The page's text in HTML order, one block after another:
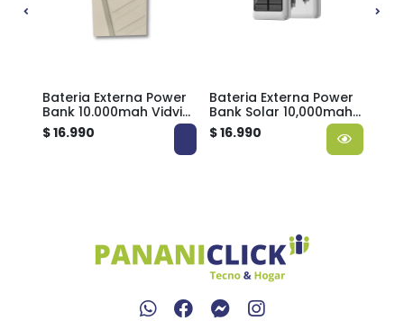
Bateria Externa Power
Bank 10.000mah Vidvie
PB771
$ 16.990
Bateria Externa Power
Bank Solar 10,000mah
Tecnolab TL570
$ 16.990